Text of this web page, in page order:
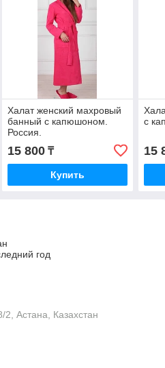
Халат женский махровый
банный с капюшоном.
Россия.
15 800₸
Купить
с
15
год
Астана, Казахстан